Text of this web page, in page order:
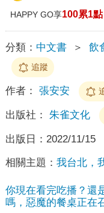
HAPPY GO享100累1
分類： 中文書 ＞ 飲
追蹤
作者： 張安安
出版社： 朱雀文化
出版日： 2022/11/15
相關主題： 我台北，
你現在看完吃播？還
嗎，惡魔的餐桌正在